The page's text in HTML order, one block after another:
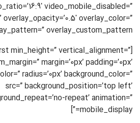
video_mobile_disabled=”
overlay_color=”
overlay_custom_pattern=”]
min_height=” vertical_alignment=”
margin=’0px’ padding=’0px’
radius=’0px’ background_color=”
src=” background_position=’top left’
repeat’ animation=”
mobile_display=”]